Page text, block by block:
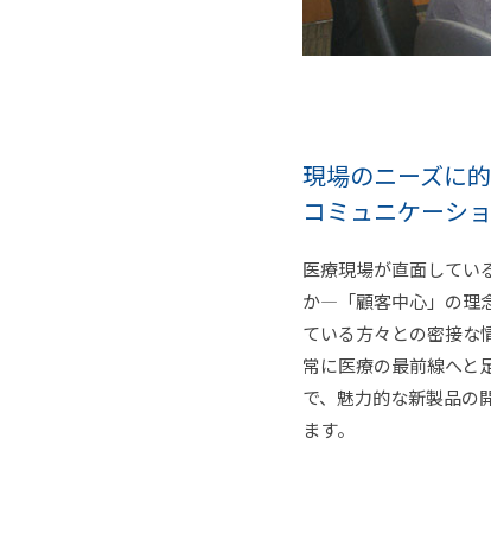
現場のニーズに
コミュニケーシ
医療現場が直面してい
か―「顧客中心」の理
ている方々との密接な
常に医療の最前線へと
で、魅力的な新製品の
ます。